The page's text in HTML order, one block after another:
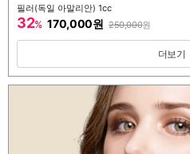
필러(독일 아말리안) 1cc
32% 170,000원 250,000원